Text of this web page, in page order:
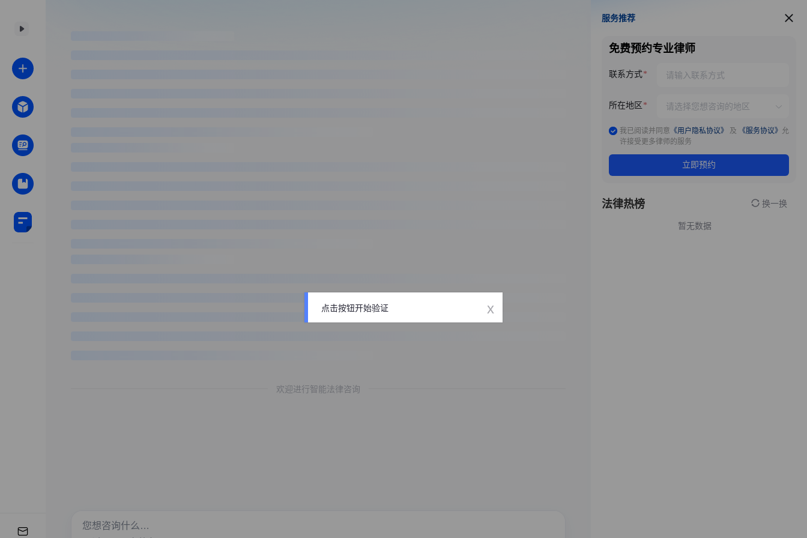
欢迎进行智能法律咨询
服务推荐
服务推荐
免费预约专业律师
联系方式
所在地区
我已阅读并同意 《用户隐私协议》 及 《服务协议》 允
许接受更多律师的服务
立即预约
法律热榜 换一换
暂无数据
点击按钮开始验证 x